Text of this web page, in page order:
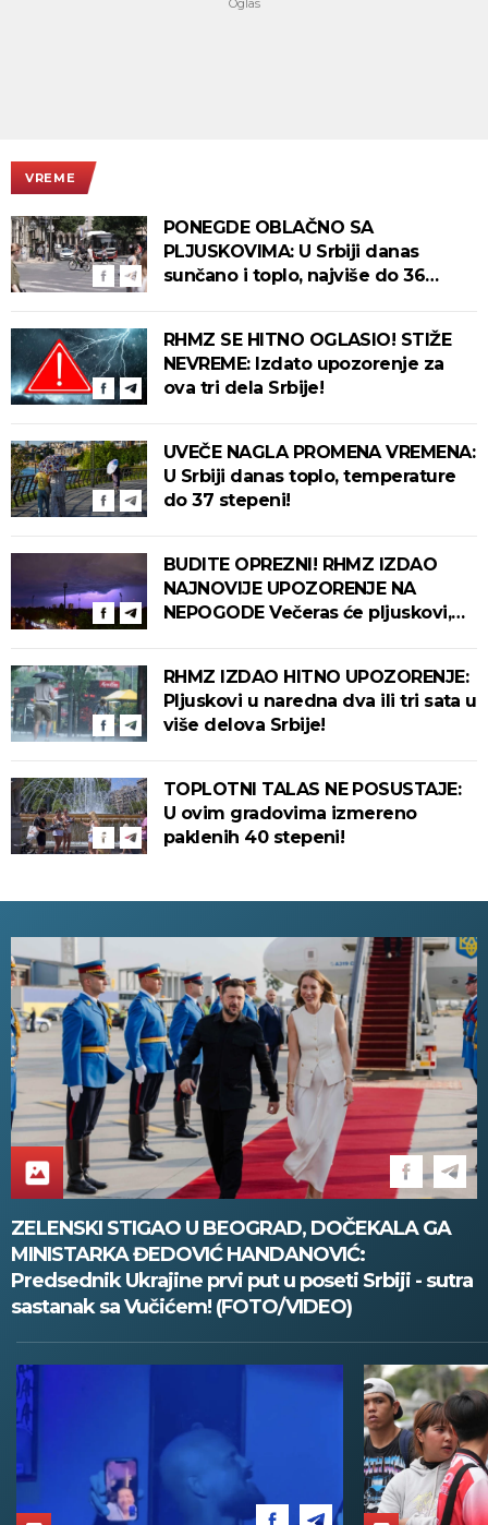
VREME
PONEGDE OBLAČNO SA
PLJUSKOVIMA: U Srbiji danas
sunčano i toplo, najviše do 36
RHMZ SE HITNO OGLASIO! STIŽE
NEVREME: Izdato upozorenje za
ova tri dela Srbije!
UVEČE NAGLA PROMENA VREMENA:
U Srbiji danas toplo, temperature
do 37 stepeni!
BUDITE OPREZNI! RHMZ IZDAO
NAJNOVIJE UPOZORENJE NA
NEPOGODE Večeras će pljuskovi,
RHMZ IZDAO HITNO UPOZORENJE:
Pljuskovi u naredna dva ili tri sata u
više delova Srbije!
TOPLOTNI TALAS NE POSUSTAJE:
U ovim gradovima izmereno
paklenih 40 stepeni!
ZELENSKI STIGAO U BEOGRAD, DOČEKALA GA
MINISTARKA ĐEDOVIĆ HANDANOVIĆ:
Predsednik Ukrajine prvi put u poseti Srbiji - sutra
sastanak sa Vučićem! (FOTO/VIDEO)